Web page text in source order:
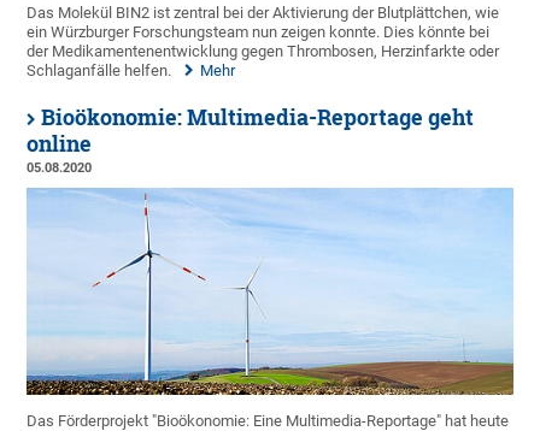
Das Molekül BIN2 ist zentral bei der Aktivierung der Blutplättchen, wie
ein Würzburger Forschungsteam nun zeigen konnte. Dies könnte bei
der Medikamentenentwicklung gegen Thrombosen, Herzinfarkte oder
Schlaganfälle helfen.
Mehr
Bioökonomie: Multimedia-Reportage geht
online
05.08.2020
Das Förderprojekt "Bioökonomie: Eine Multimedia-Reportage" hat heute